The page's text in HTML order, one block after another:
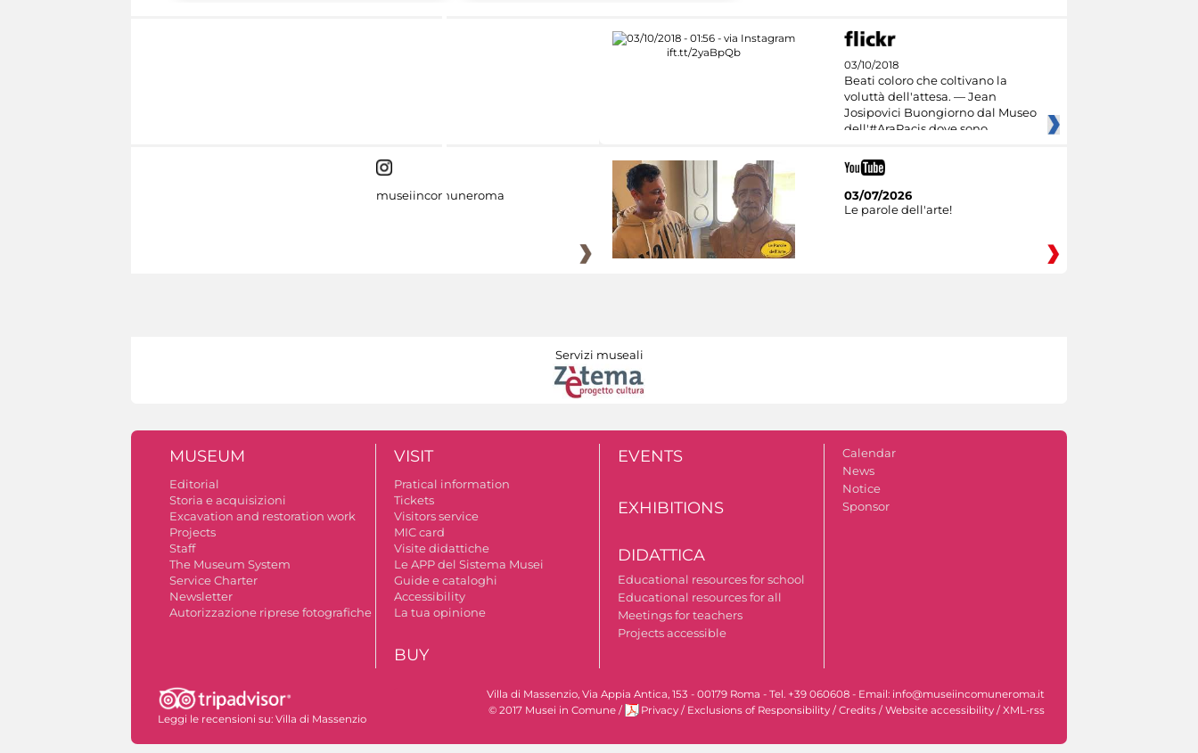
03/10/2018
Beati coloro che coltivano la
voluttà dell'attesa. — Jean
Josipovici Buongiorno dal Museo
dell'#AraPacis dove sono
museiincomuneroma
03/07/2026
Le parole dell'arte!
Servizi museali
MUSEUM
Editorial
Storia e acquisizioni
Excavation and restoration work
Projects
Staff
The Museum System
Service Charter
Newsletter
Autorizzazione riprese fotografiche
VISIT
Pratical information
Tickets
Visitors service
MIC card
Visite didattiche
Le APP del Sistema Musei
Guide e cataloghi
Accessibility
La tua opinione
BUY
EVENTS
EXHIBITIONS
DIDATTICA
Educational resources for school
Educational resources for all
Meetings for teachers
Projects accessible
Calendar
News
Notice
Sponsor
Leggi le recensioni su: Villa di Massenzio
Villa di Massenzio, Via Appia Antica, 153 - 00179 Roma - Tel. +39 060608 - Email: info@museiincomuneroma.it
© 2017 Musei in Comune / Privacy / Exclusions of Responsibility / Credits / Website accessibility / XML-rss